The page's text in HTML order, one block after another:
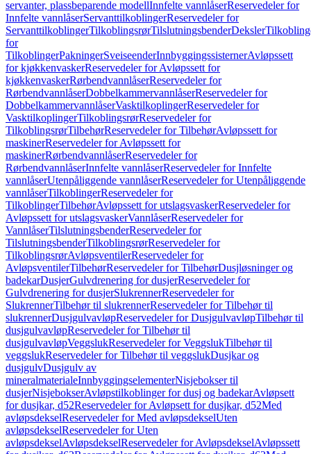
servanter, plassbeparende modellInnfelte vannlåserReservedeler for
Innfelte vannlåserServanttilkoblingerReservedeler for
ServanttilkoblingerTilkoblingsrørTilslutningsbenderDeksler
for
TilkoblingerPakningerSveiseenderInnbyggingssisternerAvløpssett
for kjøkkenvaskerReservedeler for Avløpssett for
kjøkkenvaskerRørbendvannlåserReservedeler for
RørbendvannlåserDobbelkammervannlåserReservedeler for
DobbelkammervannlåserVasktilkoplingerReservedeler for
VasktilkoplingerTilkoblingsrørReservedeler for
TilkoblingsrørTilbehørReservedeler for TilbehørAvløpssett for
maskinerReservedeler for Avløpssett for
maskinerRørbendvannlåserReservedeler for
RørbendvannlåserInnfelte vannlåserReservedeler for Innfelte
vannlåserUtenpåliggende vannlåserReservedeler for Utenpåliggende
vannlåserTilkoblingerReservedeler for
TilkoblingerTilbehørAvløpssett for utslagsvaskerReservedeler for
Avløpssett for utslagsvaskerVannlåserReservedeler for
VannlåserTilslutningsbenderReservedeler for
TilslutningsbenderTilkoblingsrørReservedeler for
TilkoblingsrørAvløpsventilerReservedeler for
AvløpsventilerTilbehørReservedeler for TilbehørDusjløsninger og
badekarDusjerGulvdrenering for dusjerReservedeler for
Gulvdrenering for dusjerSlukrennerReservedeler for
SlukrennerTilbehør til slukrennerReservedeler for Tilbehør til
slukrennerDusjgulvavløpReservedeler for DusjgulvavløpTilbehør til
dusjgulvavløpReservedeler for Tilbehør til
dusjgulvavløpVeggslukReservedeler for VeggslukTilbehør til
veggslukReservedeler for Tilbehør til veggslukDusjkar og
dusjgulvDusjgulv av
mineralmaterialeInnbyggingselementerNisjebokser til
dusjerNisjebokserAvløpstilkoblinger for dusj og badekarAvløpsett
for dusjkar, d52Reservedeler for Avløpsett for dusjkar, d52Med
avløpsdekselReservedeler for Med avløpsdekselUten
avløpsdekselReservedeler for Uten
avløpsdekselAvløpsdekselReservedeler for AvløpsdekselAvløpssett